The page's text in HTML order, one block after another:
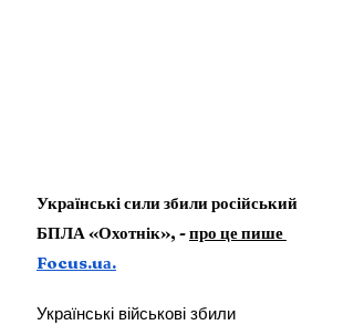
Українські сили збили російський
БПЛА «Охотнік», - про це пише
Focus.uа.
Українські військові збили